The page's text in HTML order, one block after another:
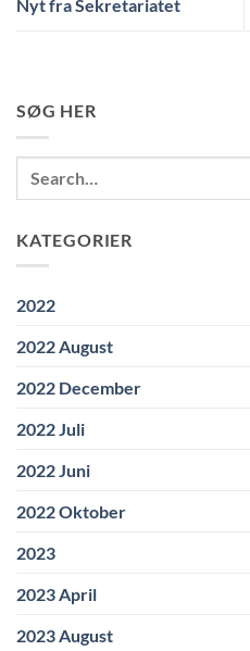
Nyt fra Sekretariatet
SØG HER
KATEGORIER
2022
2022 August
2022 December
2022 Juli
2022 Juni
2022 Oktober
2023
2023 April
2023 August